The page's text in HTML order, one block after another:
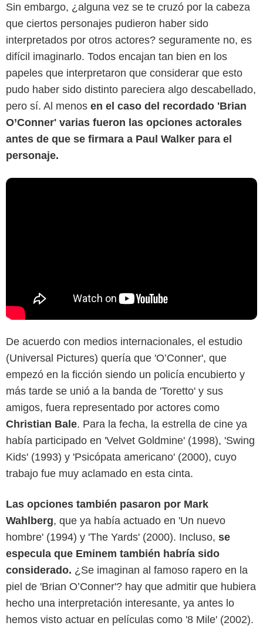
Sin embargo, ¿alguna vez se te cruzó por la cabeza
que ciertos personajes pudieron haber sido
interpretados por otros actores? seguramente no, es
difícil imaginarlo. Todos encajan tan bien en los
papeles que interpretaron que considerar que esto
pudo haber sido distinto pareciera algo descabellado,
pero sí. Al menos en el caso del recordado 'Brian
O’Conner' varias fueron las opciones actorales
antes de que se firmara a Paul Walker para el
personaje.
De acuerdo con medios internacionales, el estudio
(Universal Pictures) quería que 'O’Conner', que
empezó en la ficción siendo un policía encubierto y
más tarde se unió a la banda de 'Toretto' y sus
amigos, fuera representado por actores como
Christian Bale. Para la fecha, la estrella de cine ya
había participado en 'Velvet Goldmine' (1998), 'Swing
Kids' (1993) y 'Psicópata americano' (2000), cuyo
trabajo fue muy aclamado en esta cinta.
Las opciones también pasaron por Mark
Wahlberg, que ya había actuado en 'Un nuevo
hombre' (1994) y 'The Yards' (2000). Incluso, se
especula que Eminem también habría sido
considerado. ¿Se imaginan al famoso rapero en la
piel de 'Brian O’Conner'? hay que admitir que hubiera
hecho una interpretación interesante, ya antes lo
hemos visto actuar en películas como '8 Mile' (2002).